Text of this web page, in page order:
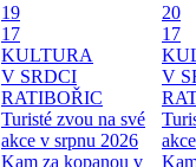
19
17
KULTURA
V SRDCI
RATIBOŘIC
Turisté zvou na své
akce v srpnu 2026
Kam za kopanou v
20
17
V